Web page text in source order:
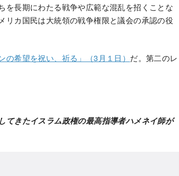
を長期にわたる戦争や広範な混乱を招くことな
リカ国民は大統領の戦争権限と議会の承認の役
の希望を祝い、祈る」（3月１日） だ。第二のレ
てきたイスラム政権の最高指導者ハメネイ師が